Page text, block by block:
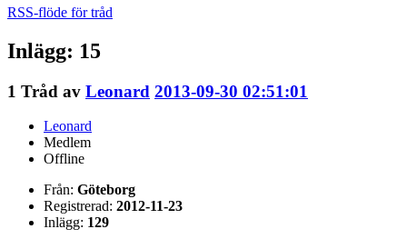
RSS-flöde för tråd
Inlägg: 15
1 Tråd av Leonard 2013-09-30 02:51:01
Leonard
Medlem
Offline
Från: Göteborg
Registrerad: 2012-11-23
Inlägg: 129